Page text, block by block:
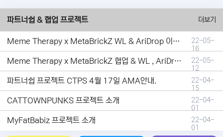
파트너쉽 & 협업 프로젝트 더보기
Meme Therapy x MetaBrickZ WL & AriDrop 이벤트 결과안내!
22-05-
16
Meme Therapy x MetaBrickZ 협업 & WL , AriDrop 이벤트 안내
22-05-
12
파트너쉽 프로젝트 CTPS 4월 17일 AMA안내.
22-04-
15
CATTOWNPUNKS 프로젝트 소개
22-04-
01
MyFatBabiz 프로젝트 소개
22-04-
01